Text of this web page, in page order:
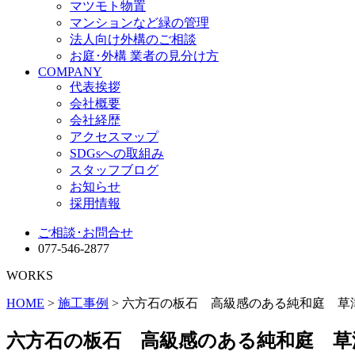
マツモト物置
マンションなど緑の管理
法人向け外構のご相談
お庭･外構 業者の見分け方
COMPANY
代表挨拶
会社概要
会社経歴
アクセスマップ
SDGsへの取組み
スタッフブログ
お知らせ
採用情報
ご相談･お問合せ
077-546-2877
WORKS
HOME > 施工事例 > 六方石の板石 高級感のある純和庭 草
六方石の板石 高級感のある純和庭 草